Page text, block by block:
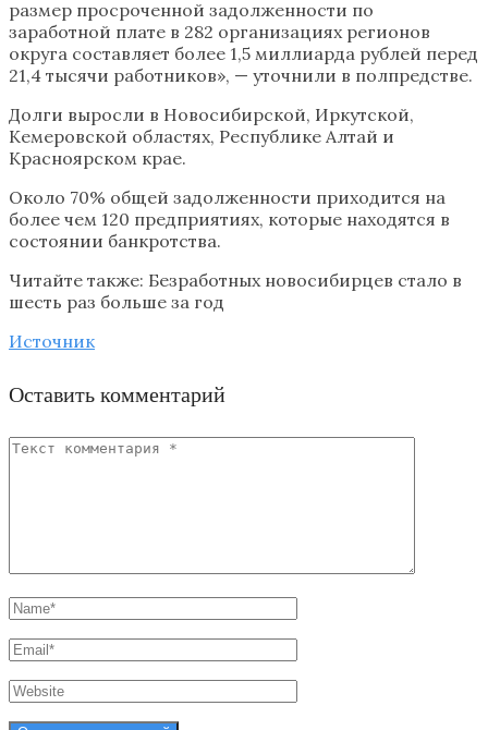
размер просроченной задолженности по
заработной плате в 282 организациях регионов
округа составляет более 1,5 миллиарда рублей перед
21,4 тысячи работников», — уточнили в полпредстве.
Долги выросли в Новосибирской, Иркутской,
Кемеровской областях, Республике Алтай и
Красноярском крае.
Около 70% общей задолженности приходится на
более чем 120 предприятиях, которые находятся в
состоянии банкротства.
Читайте также: Безработных новосибирцев стало в
шесть раз больше за год
Источник
Оставить комментарий